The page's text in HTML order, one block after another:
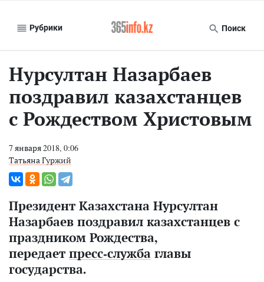
Рубрики Поиск
Нурсултан Назарбаев
поздравил казахстанцев
с Рождеством Христовым
7 января 2018, 0:06
Татьяна Гуржий
Президент Казахстана Нурсултан
Назарбаев поздравил казахстанцев с
праздником Рождества,
передает пресс-служба главы
государства.